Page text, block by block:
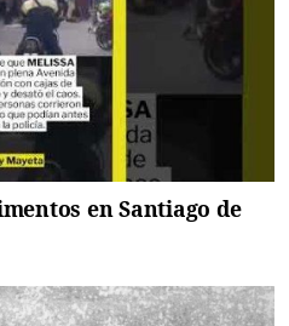
en Santiago de